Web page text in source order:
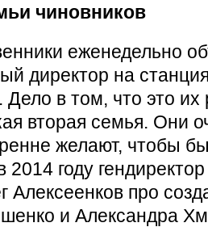
чиновников
еженедельно
директор на
Дело в том, что это
вторая семья. Они
желают, чтобы
2014 году
Алексеенков про
и Александра